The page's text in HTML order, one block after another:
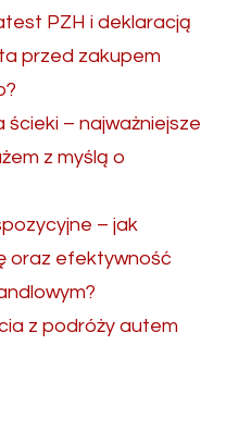
PZH i deklaracją
przed zakupem
– najważniejsze
z myślą o
– jak
oraz efektywność
z podróży autem